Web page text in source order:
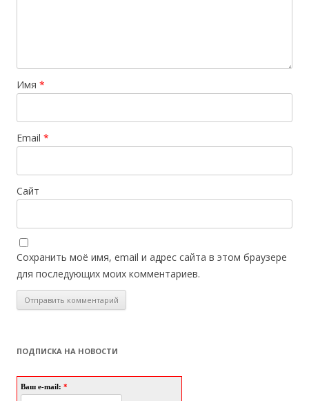
Имя *
Email *
Сайт
Сохранить моё имя, email и адрес сайта в этом браузере
для последующих моих комментариев.
ПОДПИСКА НА НОВОСТИ
Ваш e-mail: *